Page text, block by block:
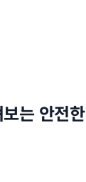
는 안전